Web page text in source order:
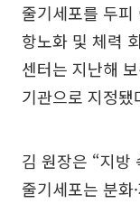
줄기세포를 두
항노화 및 체력
센터는 지난해
기관으로 지정됐
김 원장은 “지방
줄기세포는 분화